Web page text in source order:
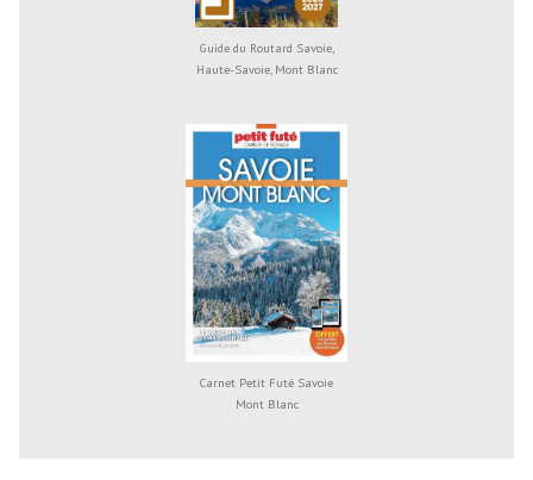
Guide du Routard Savoie,
Haute-Savoie, Mont Blanc
Carnet Petit Futé Savoie
Mont Blanc